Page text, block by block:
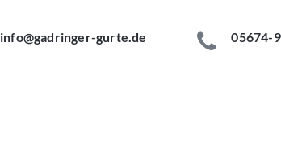
info@gadringer-gurte.de 05674-